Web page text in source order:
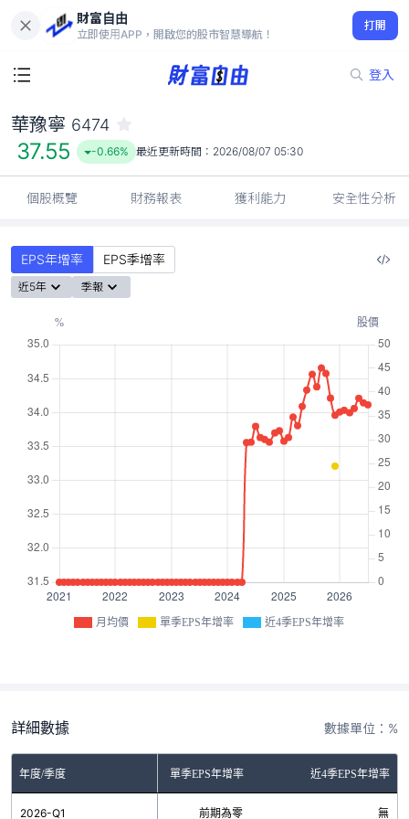
財富自由
立即使用APP，開啟您的股市智慧導航！
打開
登入
37.55
-0.66%
華豫寧 6474
37.55 -0.66% 最近更新時間： 2026/08/07 05:30
個股概覽 財務報表 獲利能力 安全性分析
EPS年增率 EPS季增率
近5年 季報
月均價 單季EPS年增率 近4季EPS年增率
詳細數據 數據單位：%
年度/季度 單季EPS年增率 近4季EPS年增率
2026-Q1 前期為零 無